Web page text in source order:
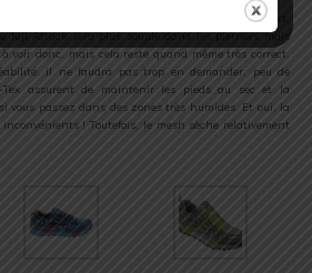
vu mieux, mais souvent au détriment du confort,
fuji Attack sera plus souple dans les pierriers mais
voir donc, mais cela reste quand même très correct.
il ne faudra pas trop en demander, peu de
Tex assurent de maintenir les pieds au sec et la
vous passez dans des zones très humides. Et oui, la
! Toutefois, le mesh sèche relativement